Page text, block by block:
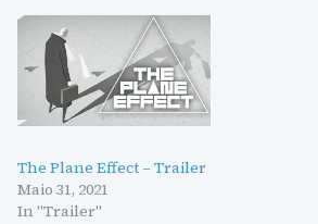
The Plane Effect – Trailer
Maio 31, 2021
In "Trailer"